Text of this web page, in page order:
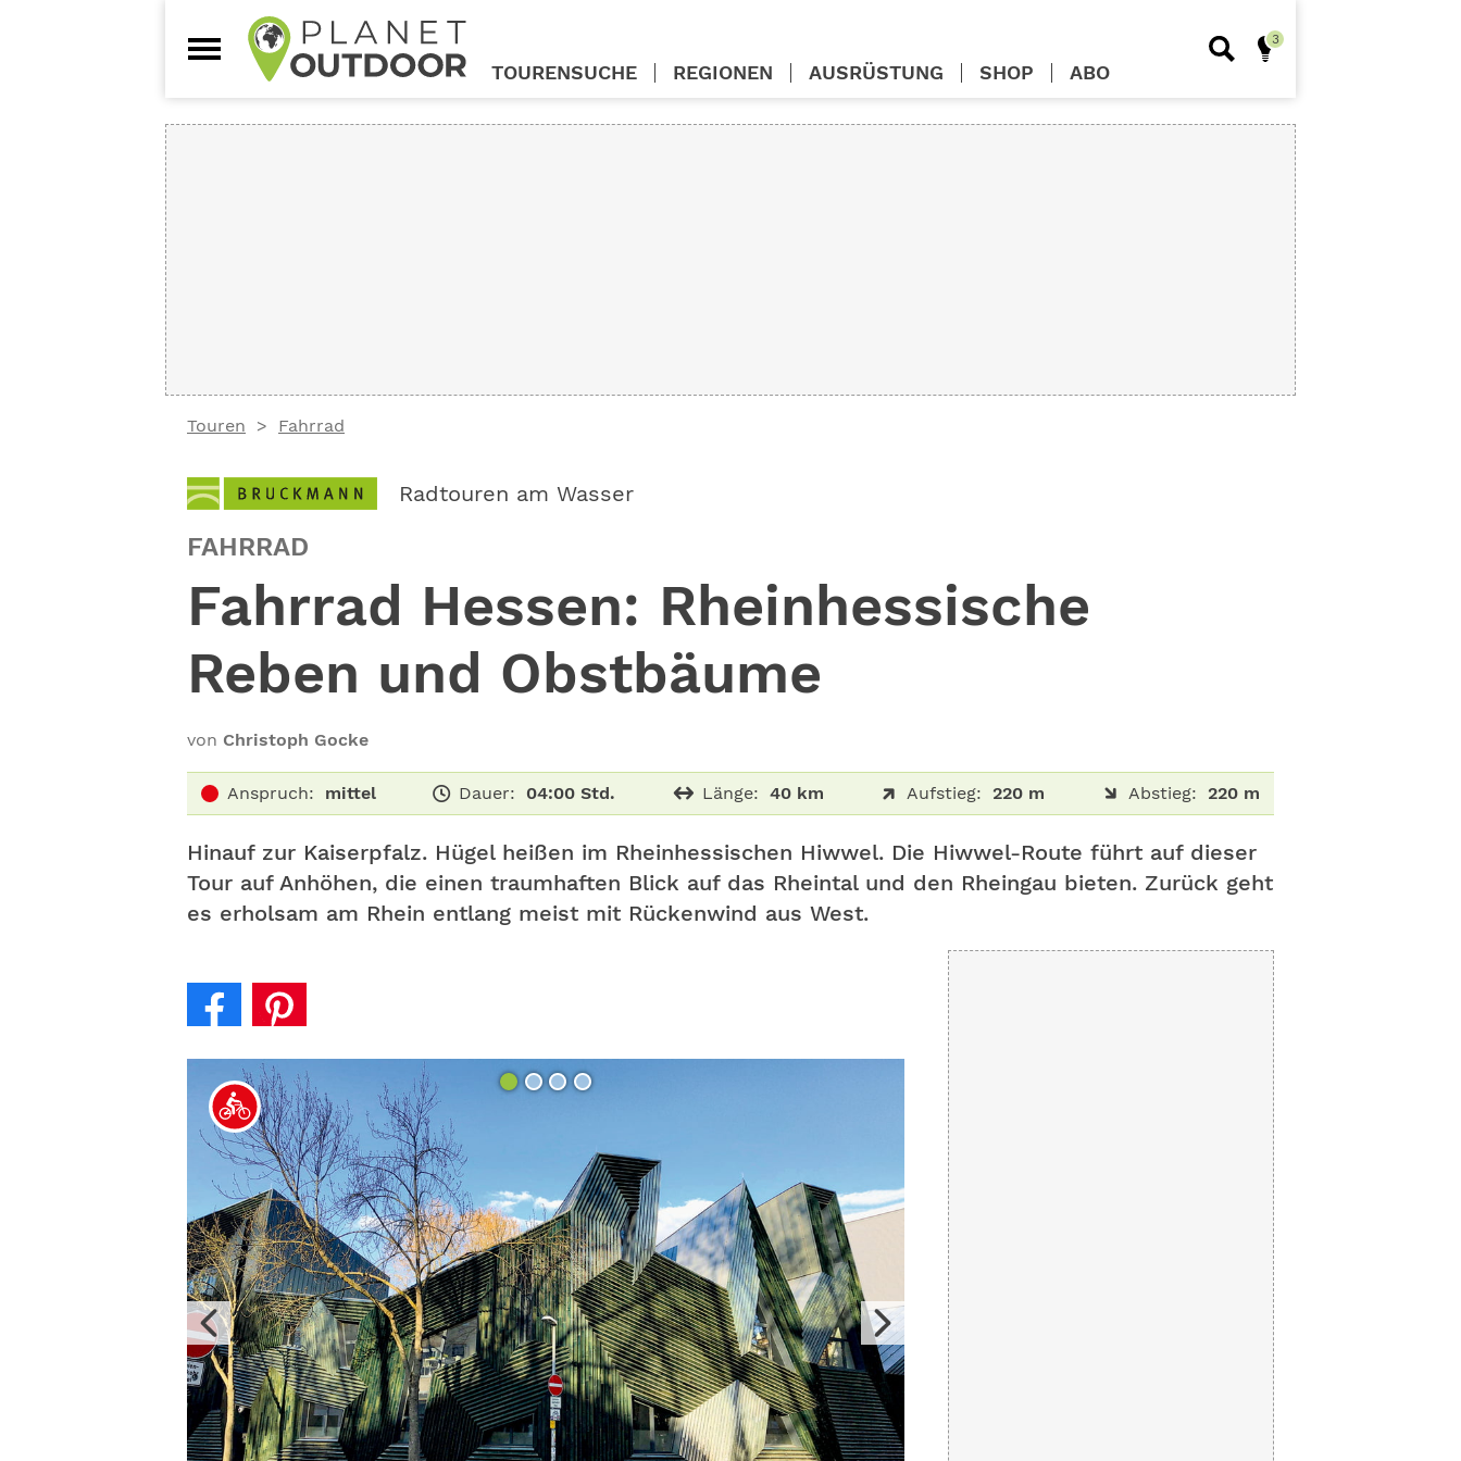
Touren Fahrrad
Radtouren am Wasser
FAHRRAD
Fahrrad Hessen: Rheinhessische
Reben und Obstbäume
von Christoph Gocke
Anspruch: mittel Dauer: 04:00 Std. Länge: 40 km Aufstieg: 220 m Abstieg: 220 m
Hinauf zur Kaiserpfalz. Hügel heißen im Rheinhessischen Hiwwel. Die Hiw­wel-Route führt auf dieser
Tour auf Anhöhen, die einen traumhaften Blick auf das Rheintal und den Rheingau bieten. Zurück geht
es erholsam am Rhein entlang meist mit Rückenwind aus West.
TOURENSUCHE REGIONEN AUSRÜSTUNG SHOP ABO